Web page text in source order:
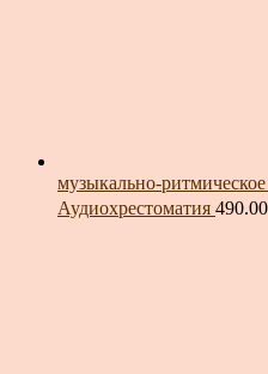
музыкально-ритмическое
Аудиохрестоматия 490.00